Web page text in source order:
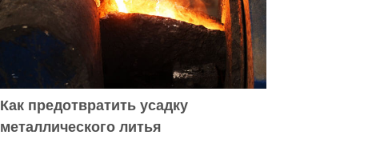
Как предотвратить усадку
металлического литья